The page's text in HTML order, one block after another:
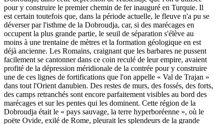
pour y construire le premier chemin de fer inauguré en Turquie. Il
est certain toutefois que, dans la période actuelle, le fleuve n'a pu se
déverser par l'isthme de la Dobroudja, car, si des marécages en
occupent la plus grande partie, le seuil de séparation s'élève au
moins à une trentaine de mètres et la formation géologique en est
déjà ancienne. Les Romains, craignant que les barbares ne pussent
facilement se cantonner dans ce coin reculé de leur empire, avaient
profité de la dépression méridionale de la contrée pour y construire
une de ces lignes de fortifications que l'on appelle « Val de Trajan »
dans tout l'Orient danubien. Des restes de murs, des fossés, des forts,
des camps retranchés sont encore parfaitement visibles au bord des
marécages et sur les pentes qui les dominent. Cette région de la
Dobroudja était le « pays sauvage, la terre hyperboréenne », où le
poëte Ovide, exilé de Rome, pleurait les splendeurs de la grande